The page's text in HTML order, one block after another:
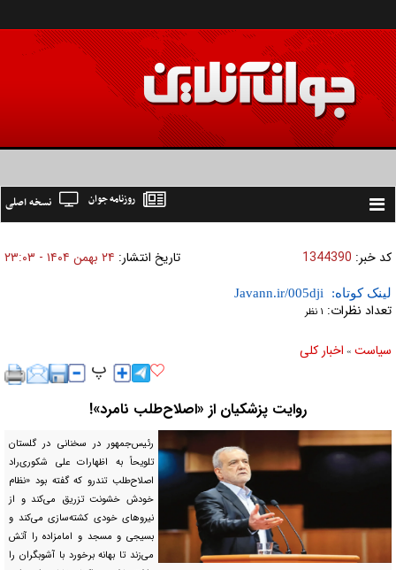
Toggle
نسخه اصلی روزنامه جوان
کد خبر: 1344390 تاریخ انتشار: ۲۴ بهمن ۱۴۰۴ - ۲۳:۰۳
لینک کوتاه:
تعداد نظرات: ۱ نظر
سیاست » اخبار کلی
روایت پزشکیان از «اصلاح‌طلب نامرد»!
رئیس‌جمهور در سخنانی در گلستان
تلویحاً به اظهارات علی شکوری‌راد
اصلاح‌طلب تندرو که گفته بود «نظام
خودش خشونت تزریق می‌کند و از
نیرو‌های خودی کشته‌سازی می‌کند و
بسیجی و مسجد و امامزاده را آتش
می‌زند تا بهانه برخورد با آشوبگران را